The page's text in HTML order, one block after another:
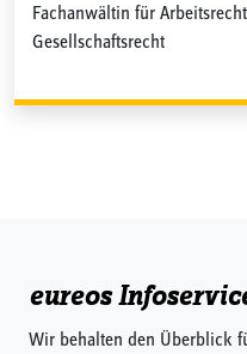
Fachanwältin für
Gesellschaftsrecht
eureos
Wir behalten den Überblick